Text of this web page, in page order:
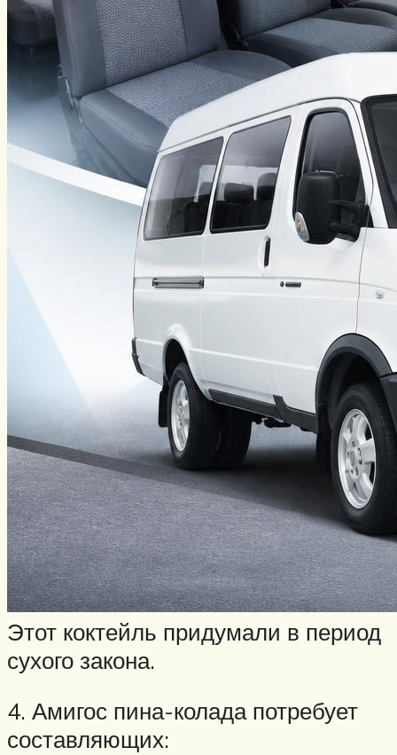
Этот коктейль придумали в период
сухого закона.
4. Амигос пина-колада потребует
составляющих: